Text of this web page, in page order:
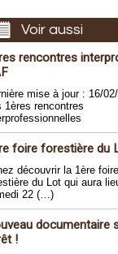
Voir aussi
rencontres
mise à jour : 16/
1ères rencontres
foire forestière du
découvrir la 1ère foire
du Lot qui aura
22 (…)
documentaire
!